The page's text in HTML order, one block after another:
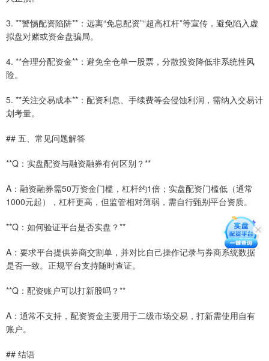
3. **警惕配资陷阱**：远离“免息配资”“超高杠杆”等宣传，避免陷入虚
拟盘对赌或资金盘骗局。
4. **合理分配资金**：避免全仓单一股票，分散投资降低非系统性风
险。
5. **关注交易成本**：配资利息、手续费等会侵蚀利润，需纳入交易计
划考量。
## 五、常见问题解答
**Q：实盘配资与融资融券有何区别？**
A：融资融券需50万资金门槛，杠杆约1倍；实盘配资门槛低（通常
1000元起），杠杆更高，但监管相对薄弱，需自行甄别平台资质。
**Q：如何验证平台是否实盘？**
A：要求平台提供券商交割单，并对比自己操作记录与券商系统数据
是否一致。正规平台支持随时查证。
**Q：配资账户可以打新股吗？**
A：通常不支持，配资资金主要用于二级市场交易，打新需使用自有
账户。
## 结语